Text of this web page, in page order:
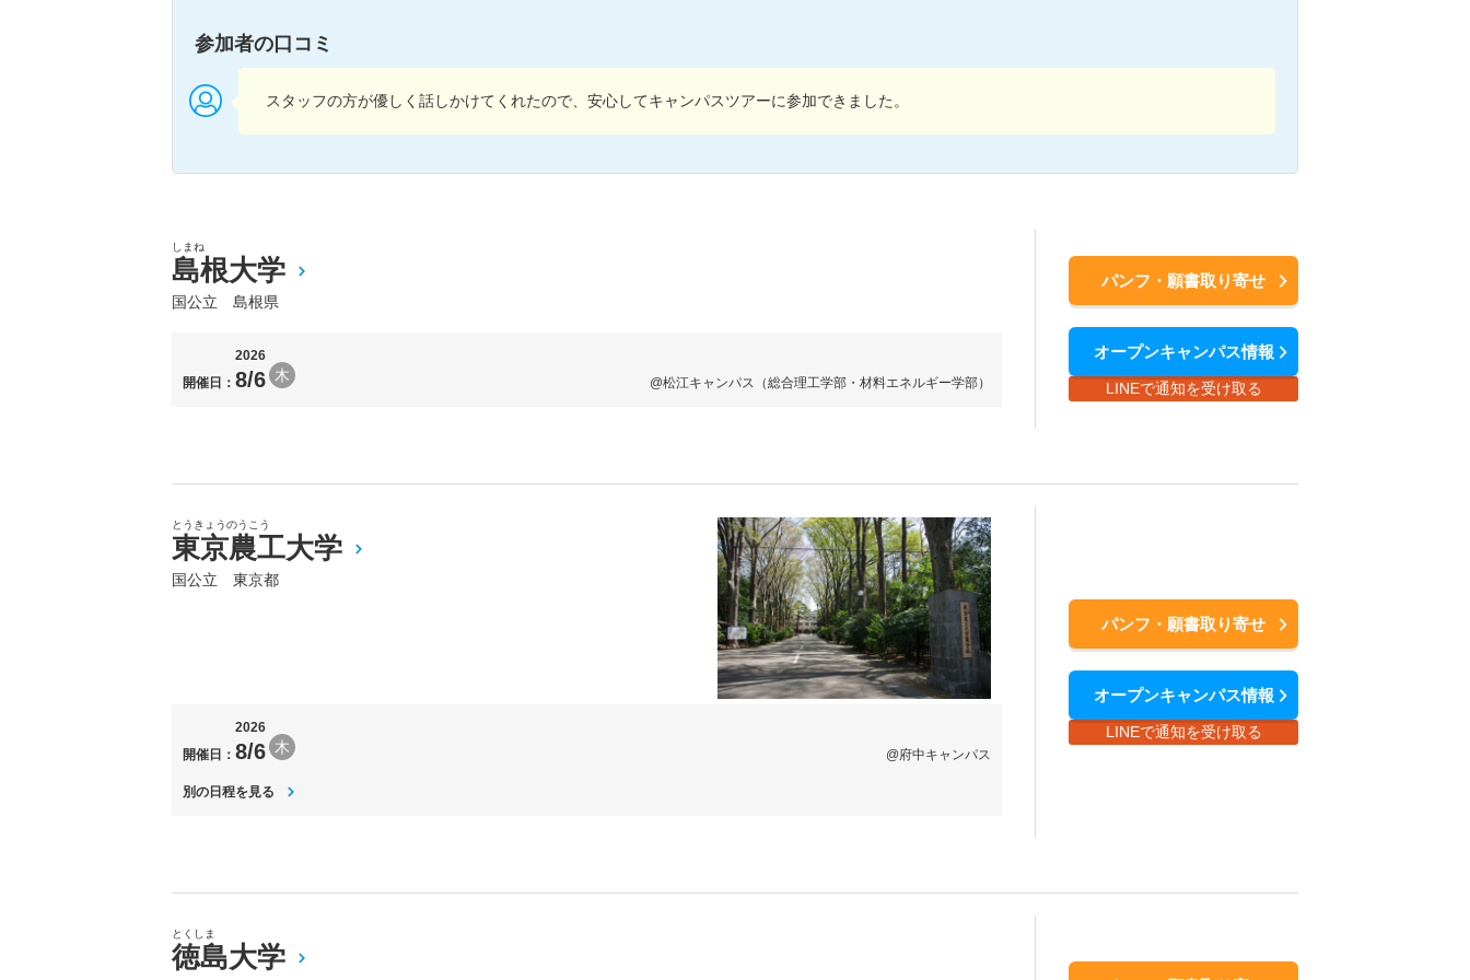
参加者の口コミ
スタッフの方が優しく話しかけてくれたので、安心してキャンパスツアーに参加できました。
しまね
島根大学
国公立 島根県
開催日：
2026
8/6 木 @松江キャンパス（総合理工学部・材料エネルギー学部）
パンフ・願書取り寄せ
オープンキャンパス情報
LINEで通知を受け取る
とうきょうのうこう
東京農工大学
国公立 東京都
開催日：
2026
8/6 木 @府中キャンパス
別の日程を見る
パンフ・願書取り寄せ
オープンキャンパス情報
LINEで通知を受け取る
とくしま
徳島大学